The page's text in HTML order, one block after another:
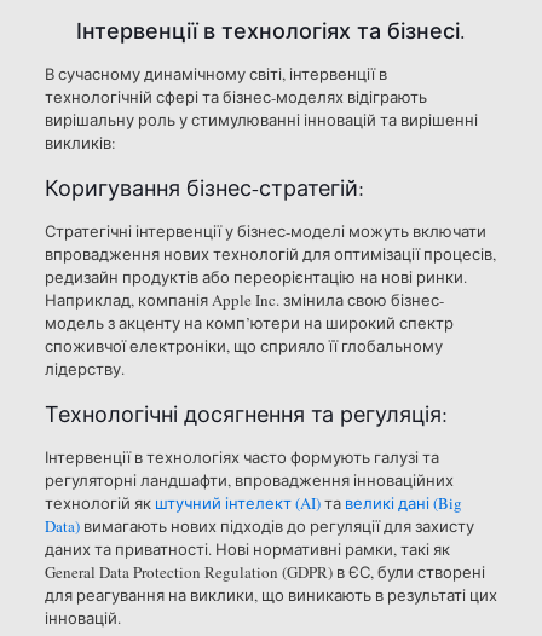
Інтервенції в технологіях та бізнесі.
В сучасному динамічному світі, інтервенції в
технологічній сфері та бізнес-моделях відіграють
вирішальну роль у стимулюванні інновацій та вирішенні
викликів:
Коригування бізнес-стратегій:
Стратегічні інтервенції у бізнес-моделі можуть включати
впровадження нових технологій для оптимізації процесів,
редизайн продуктів або переорієнтацію на нові ринки.
Наприклад, компанія Apple Inc. змінила свою бізнес-
модель з акценту на комп’ютери на широкий спектр
споживчої електроніки, що сприяло її глобальному
лідерству.
Технологічні досягнення та регуляція:
Інтервенції в технологіях часто формують галузі та
регуляторні ландшафти, впровадження інноваційних
технологій як штучний інтелект (AI)та великі дані (Big
Data)вимагають нових підходів до регуляції для захисту
даних та приватності. Нові нормативні рамки, такі як
General Data Protection Regulation (GDPR) в ЄС, були створені
для реагування на виклики, що виникають в результаті цих
інновацій.